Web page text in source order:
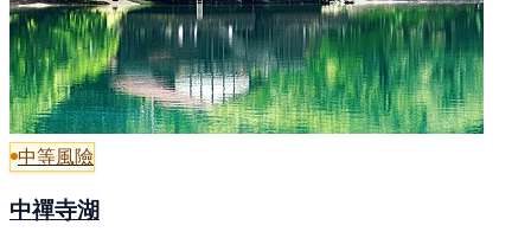
中等風險
中禪寺湖